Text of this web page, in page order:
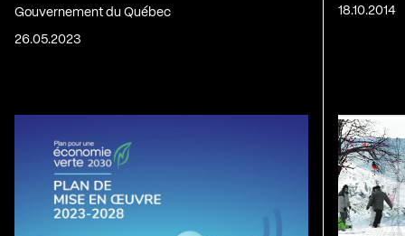
Gouvernement du Québec
26.05.2023
18.10.2014